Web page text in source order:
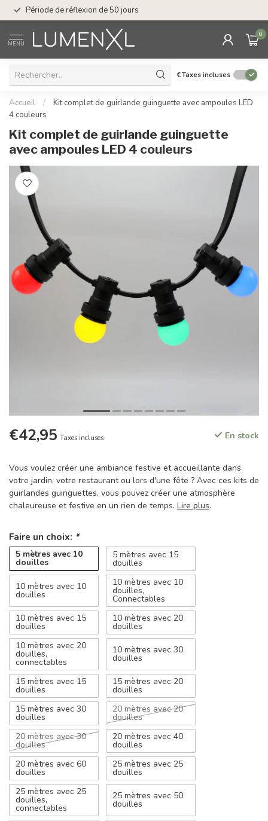
Période de réflexion de 50 jours
MENU
0
€Taxes incluses
Accueil /
Kit complet de guirlande guinguette avec ampoules LED
4 couleurs
Kit complet de guirlande guinguette
avec ampoules LED 4 couleurs
€42,95 Taxes incluses En stock
Vous voulez créer une ambiance festive et accueillante dans
votre jardin, votre restaurant ou lors d'une fête ? Avec ces kits de
guirlandes guinguettes, vous pouvez créer une atmosphère
chaleureuse et festive en un rien de temps. Lire plus.
Faire un choix: *
5 mètres avec 10
douilles
5 mètres avec 15
douilles
10 mètres avec 10
douilles
10 mètres avec 10
douilles,
Connectables
10 mètres avec 15
douilles
10 mètres avec 20
douilles
10 mètres avec 20
douilles,
connectables
10 mètres avec 30
douilles
15 mètres avec 15
douilles
15 mètres avec 20
douilles
15 mètres avec 30
douilles
20 mètres avec 20
douilles
20 mètres avec 30
douilles
20 mètres avec 40
douilles
20 mètres avec 60
douilles
25 mètres avec 25
douilles
25 mètres avec 25
douilles,
connectables
25 mètres avec 50
douilles